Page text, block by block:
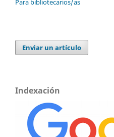
Para bibliotecarios/as
Enviar un artículo
Indexación